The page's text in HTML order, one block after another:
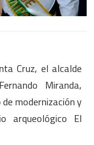
Cruz, el alcalde
Miranda,
modernización y
arqueológico El